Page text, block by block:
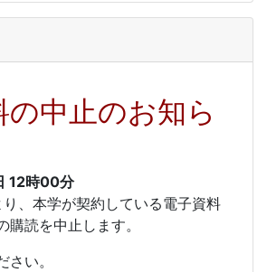
の中止のお知ら
12時00分
、本学が契約している電子資料
購読を中止します。
い。